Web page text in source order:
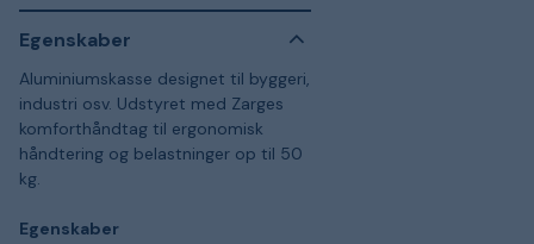
Egenskaber
Aluminiumskasse designet til byggeri,
industri osv. Udstyret med Zarges
komforthåndtag til ergonomisk
håndtering og belastninger op til 50
kg.
Egenskaber